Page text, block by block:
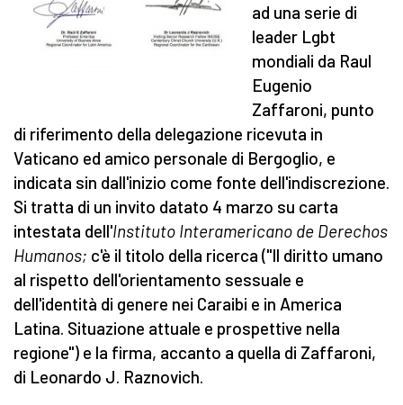
ad una serie di
leader Lgbt
mondiali da Raul
Eugenio
Zaffaroni, punto
di riferimento della delegazione ricevuta in
Vaticano ed amico personale di Bergoglio, e
indicata sin dall'inizio come fonte dell'indiscrezione.
Si tratta di un invito datato 4 marzo su carta
intestata dell'Instituto Interamericano de Derechos
Humanos; c'è il titolo della ricerca ("Il diritto umano
al rispetto dell'orientamento sessuale e
dell'identità di genere nei Caraibi e in America
Latina. Situazione attuale e prospettive nella
regione") e la firma, accanto a quella di Zaffaroni,
di Leonardo J. Raznovich.